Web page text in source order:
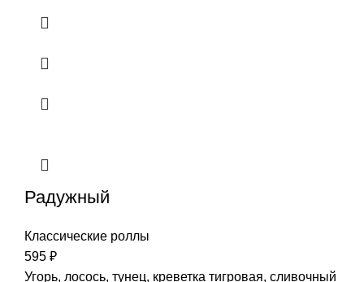
Радужный
Классические роллы
595 ₽
Угорь, лосось, тунец, креветка тигровая, сливочный